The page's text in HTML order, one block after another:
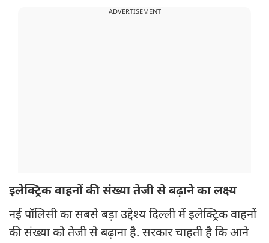
ADVERTISEMENT
इलेक्ट्रिक वाहनों की संख्या तेजी से बढ़ाने का लक्ष्य
नई पॉलिसी का सबसे बड़ा उद्देश्य दिल्ली में इलेक्ट्रिक वाहनों
की संख्या को तेजी से बढ़ाना है. सरकार चाहती है कि आने